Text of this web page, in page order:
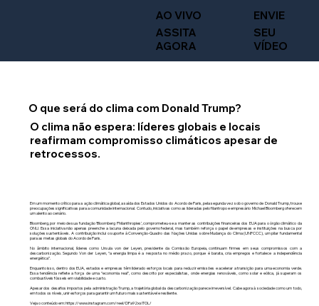
Em um momento crítico para a ação climática global, a saída dos Estados Unidos do Acordo de Paris, pela segunda vez sob o governo de Donald Trump, trouxe
preocupações significativas para a comunidade internacional. Contudo, iniciativas como as lideradas pelo filantropo e empresário Michael Bloomberg oferecem
um alento ao cenário.
Bloomberg, por meio de sua fundação ‘Bloomberg Philanthropies’, comprometeu-se a manter as contribuições financeiras dos EUA para o órgão climático da
ONU. Essa iniciativa não apenas preenche a lacuna deixada pelo governo federal, mas também reforça o papel de empresas e instituições na busca por
soluções sustentáveis. A contribuição inclui o suporte à Convenção-Quadro das Nações Unidas sobre Mudança do Clima (UNFCCC), um pilar fundamental
para as metas globais do Acordo de Paris.
No âmbito internacional, líderes como Ursula von der Leyen, presidente da Comissão Europeia, continuam firmes em seus compromissos com a
descarbonização. Segundo Von der Leyen, “a energia limpa é a resposta no médio prazo, porque é barata, cria empregos e fortalece a independência
energética”.
Enquanto isso, dentro dos EUA, estados e empresas têm liderado esforços locais para reduzir emissões e acelerar a transição para uma economia verde.
Essa tendência reflete a força de uma “economia real”, como descrito por especialistas, onde energias renováveis, como solar e eólica, já superam os
combustíveis fósseis em viabilidade e custo.
Apesar dos desafios impostos pela administração Trump, a trajetória global da descarbonização parece irreversível. Cabe agora à sociedade como um todo,
em todos os níveis, unir esforços para garantir um futuro mais sustentável e resiliente.
Veja o conteúdo em:https://www.instagram.com/reel/DFa92xsITOL/
O clima não espera: líderes globais e locais
reafirmam compromisso climáticos apesar de
retrocessos.
O que será do clima com Donald Trump?
ASSITA
AGORA
AO VIVO
SEU
VÍDEO
ENVIE